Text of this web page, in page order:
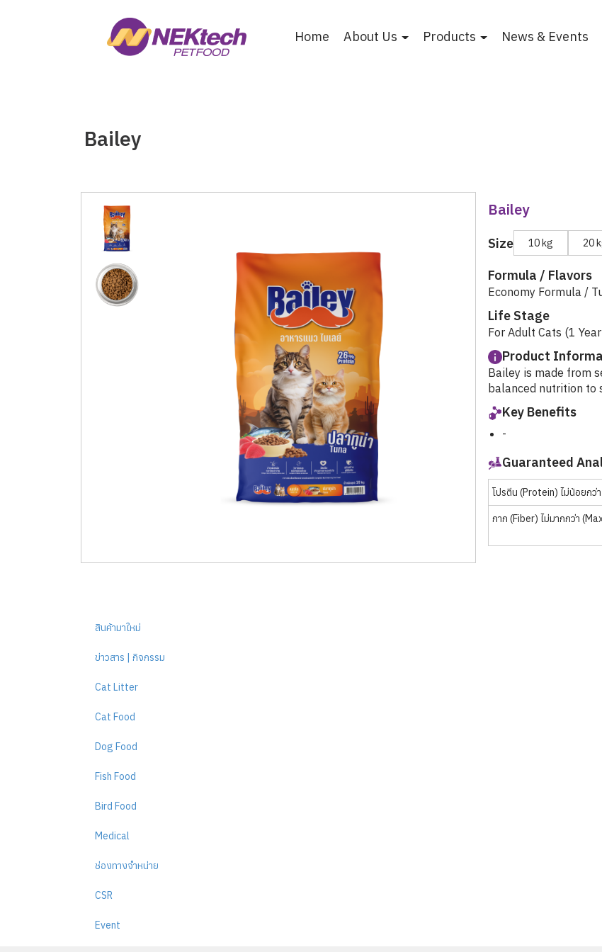
Home About Us Products News & Events
Bailey
Bailey
Size 10 kg 20
Formula / Flavors
Economy Formula /
Life Stage
For Adult Cats (1
Product
Bailey is made from
balanced nutrition to
Key Benefits
-
Guaranteed
โปรตีน (Protein) ไม่น้อยกว่
กาก (Fiber) ไม่มากกว่า
สินค้ามาใหม่
ข่าวสาร | กิจกรรม
Cat Litter
Cat Food
Dog Food
Fish Food
Bird Food
Medical
ช่องทางจำหน่าย
CSR
Event